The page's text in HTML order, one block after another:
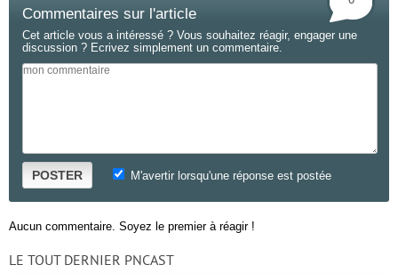
Commentaires sur l'article
Cet article vous a intéressé ? Vous souhaitez réagir, engager une
discussion ? Ecrivez simplement un commentaire.
POSTER M'avertir lorsqu'une réponse est postée
Aucun commentaire. Soyez le premier à réagir !
LE TOUT DERNIER PNCAST